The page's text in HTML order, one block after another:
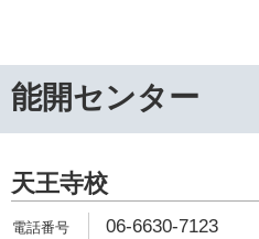
能開センター
天王寺校
06-6630-7123